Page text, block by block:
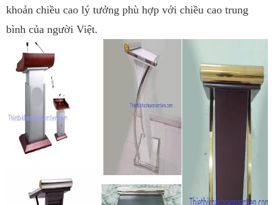
khoản chiều cao lý tưởng phù hợp với chiều cao trung
bình của người Việt.